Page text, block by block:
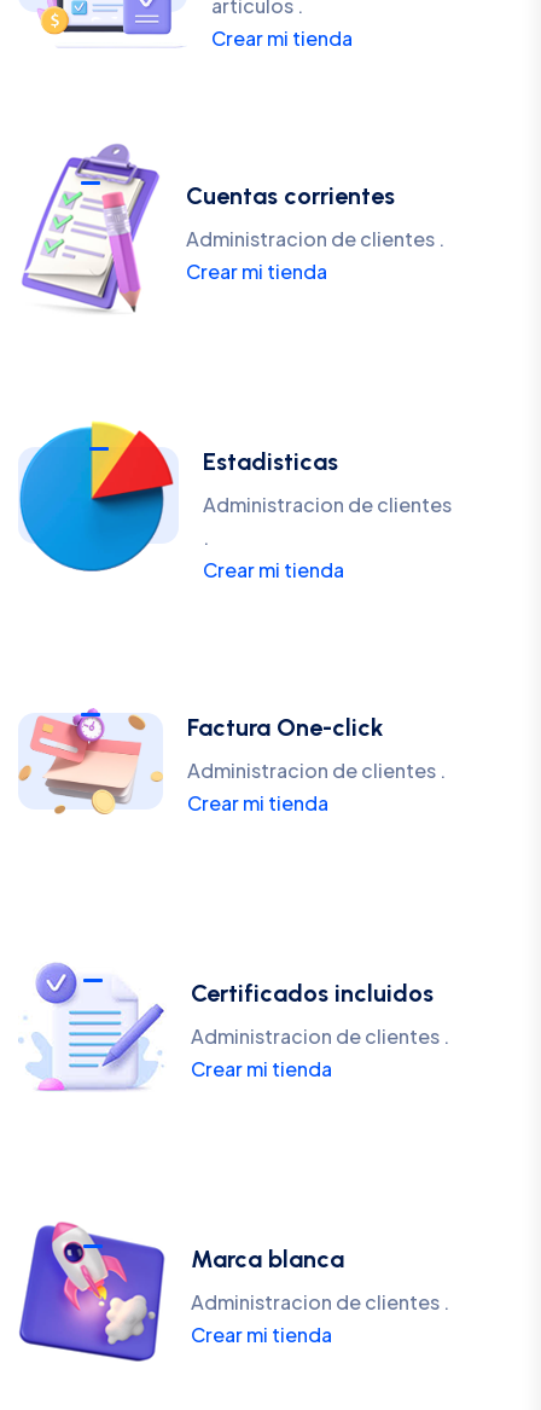
articulos .
Crear mi tienda
Cuentas corrientes
Administracion de clientes .
Crear mi tienda
Estadisticas
Administracion de clientes
.
Crear mi tienda
Factura One-click
Administracion de clientes .
Crear mi tienda
Certificados incluidos
Administracion de clientes .
Crear mi tienda
Marca blanca
Administracion de clientes .
Crear mi tienda